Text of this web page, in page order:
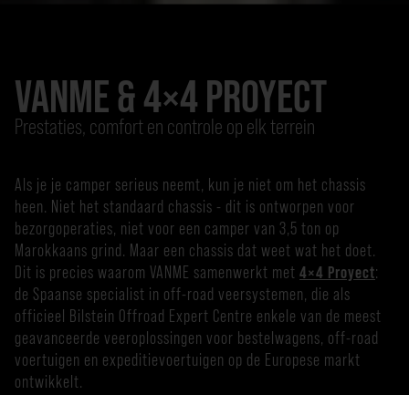
VANME & 4×4 PROYECT
Prestaties, comfort en controle op elk terrein
Als je je camper serieus neemt, kun je niet om het chassis
heen. Niet het standaard chassis - dit is ontworpen voor
bezorgoperaties, niet voor een camper van 3,5 ton op
Marokkaans grind. Maar een chassis dat weet wat het doet.
Dit is precies waarom VANME samenwerkt met 4×4 Proyect:
de Spaanse specialist in off-road veersystemen, die als
officieel Bilstein Offroad Expert Centre enkele van de meest
geavanceerde veeroplossingen voor bestelwagens, off-road
voertuigen en expeditievoertuigen op de Europese markt
ontwikkelt.